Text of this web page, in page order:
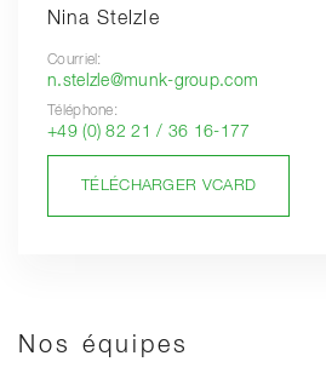
Nina Stelzle
Courriel:
n.stelzle@munk-group.com
Téléphone:
+49 (0) 82 21 / 36 16-177
TÉLÉCHARGER VCARD
Nos équipes